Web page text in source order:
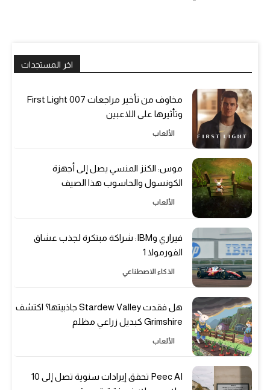
اخر المستجدات
مخاوف من تأخير مراجعات 007 First Light
وتأثيرها على اللاعبين
الألعاب
موس: الكنز المنسي يصل إلى أجهزة
الكونسول والحاسوب هذا الصيف
الألعاب
فيراري وIBM: شراكة مبتكرة لجذب عشاق
الفورمولا 1
الذكاء الاصطناعي
هل فقدت Stardew Valley جاذبيتها؟ اكتشف
Grimshire كبديل زراعي مظلم
الألعاب
Peec AI تحقق إيرادات سنوية تصل إلى 10